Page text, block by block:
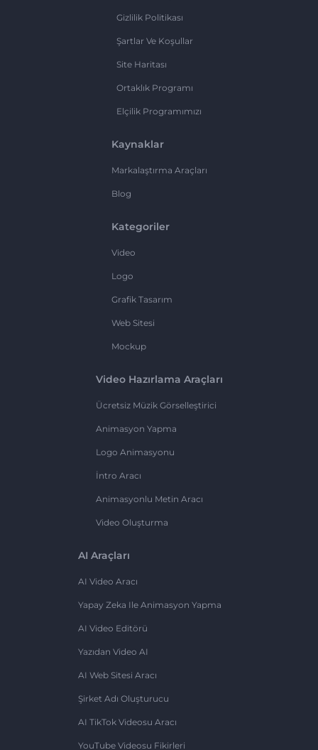
Gizlilik Politikası
Şartlar Ve Koşullar
Site Haritası
Ortaklık Programı
Elçilik Programımızı
Kaynaklar
Markalaştırma Araçları
Blog
Kategoriler
Video
Logo
Grafik Tasarım
Web Sitesi
Mockup
Video Hazırlama Araçları
Ücretsiz Müzik Görselleştirici
Animasyon Yapma
Logo Animasyonu
İntro Aracı
Animasyonlu Metin Aracı
Video Oluşturma
AI Araçları
AI Video Aracı
Yapay Zeka Ile Animasyon Yapma
AI Video Editörü
Yazıdan Video AI
AI Web Sitesi Aracı
Şirket Adı Oluşturucu
AI TikTok Videosu Aracı
YouTube Videosu Fikirleri